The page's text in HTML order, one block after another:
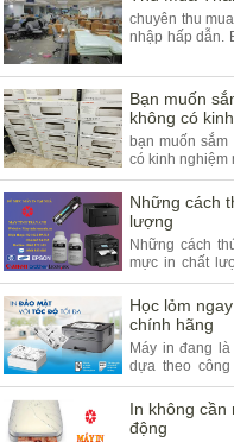
cung cấp các s
chuyên thu
nhập hấp dẫn.
chúng tôi
Đem tới lợi ích
Bạn muốn
không có
bạn muốn
có kinh nghiệm
Những cách
lượng
Những cách
mực in chất
này trên thị
Học lỏm
chính hãng
Máy in đang
dựa theo
chính hãng là
In không cần
động